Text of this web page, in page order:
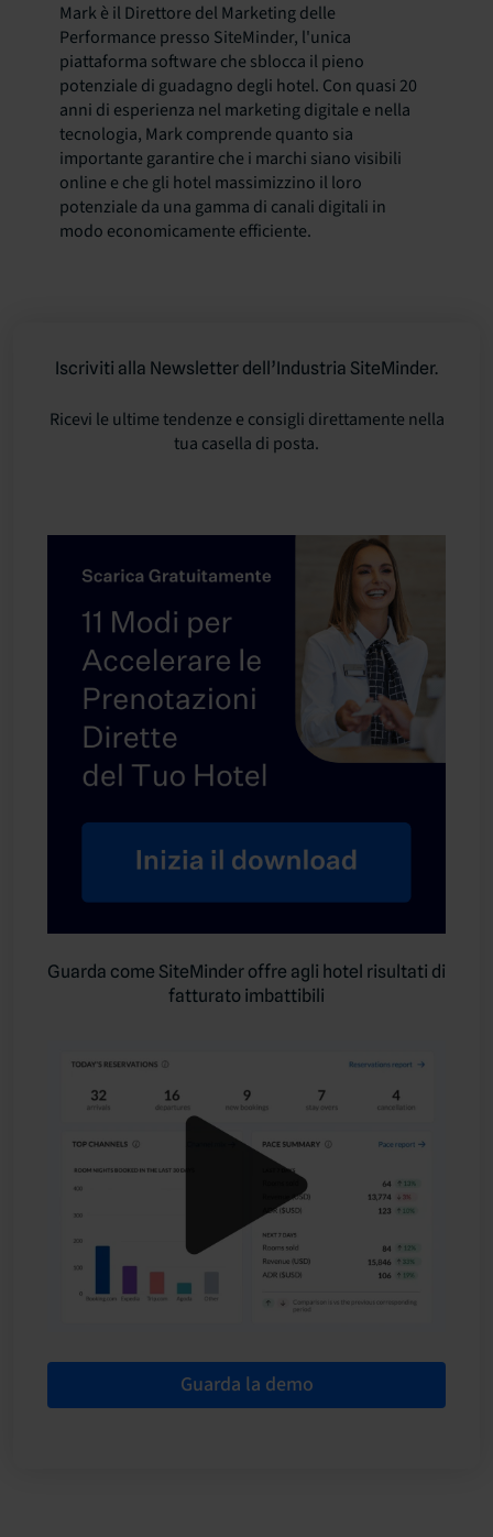
Mark è il Direttore del Marketing delle
Performance presso SiteMinder, l'unica
piattaforma software che sblocca il pieno
potenziale di guadagno degli hotel. Con quasi 20
anni di esperienza nel marketing digitale e nella
tecnologia, Mark comprende quanto sia
importante garantire che i marchi siano visibili
online e che gli hotel massimizzino il loro
potenziale da una gamma di canali digitali in
modo economicamente efficiente.
Iscriviti alla Newsletter dell’Industria SiteMinder.
Ricevi le ultime tendenze e consigli direttamente nella
tua casella di posta.
Guarda come SiteMinder offre agli hotel risultati di
fatturato imbattibili
Guarda la demo